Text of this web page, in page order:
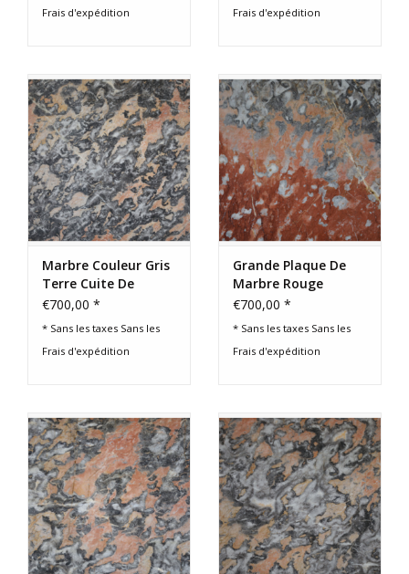
Frais d'expédition Frais d'expédition
Marbre Couleur Gris
Terre Cuite De
France 2 cm
€700,00 *
* Sans les taxes Sans les
Frais d'expédition
Grande Plaque De
Marbre Rouge
Languedoc Antique -
France
€700,00 *
* Sans les taxes Sans les
Frais d'expédition